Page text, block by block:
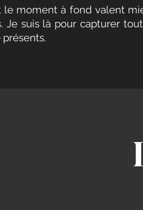
le moment à fond valent
Je suis là pour capturer